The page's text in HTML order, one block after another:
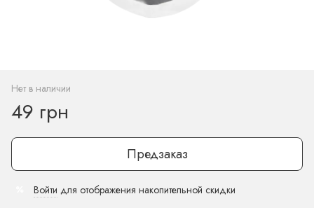
Нет в наличии
49 грн
Предзаказ
Войти для отображения накопительной скидки